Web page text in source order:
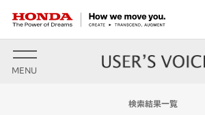
MENU
検索結果一覧